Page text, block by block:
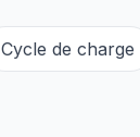
Cycle de charge